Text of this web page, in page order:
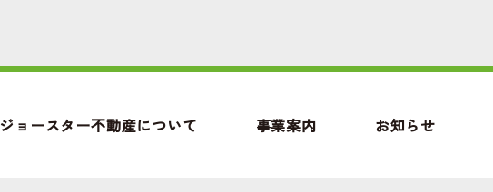
ジョースター不動産について 事業案内 お知らせ